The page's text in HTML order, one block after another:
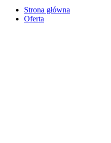
Strona główna
Oferta